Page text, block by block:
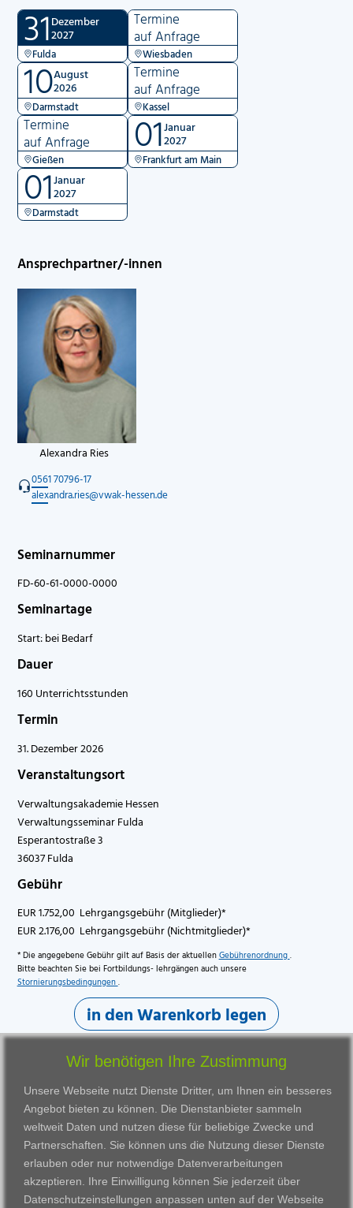
31Dezember
2027
Fulda
Termine
auf Anfrage
Wiesbaden
10August
2026
Darmstadt
Termine
auf Anfrage
Kassel
Termine
auf Anfrage
Gießen 01Januar
2027
Frankfurt am Main
01Januar
2027
Darmstadt
Ansprechpartner/-innen
Alexandra Ries
0561 70796-17
alexandra.ries@vwak-hessen.de
Seminarnummer
FD-60-61-0000-0000
Seminartage
Start: bei Bedarf
Dauer
160 Unterrichtsstunden
Termin
31. Dezember 2026
Veranstaltungsort
Verwaltungsakademie Hessen
Verwaltungsseminar Fulda
Esperantostraße 3
36037 Fulda
Gebühr
EUR 1.752,00 Lehrgangsgebühr (Mitglieder)*
EUR 2.176,00 Lehrgangsgebühr (Nichtmitglieder)*
* Die angegebene Gebühr gilt auf Basis der aktuellenGebührenordnung.
Bitte beachten Sie bei Fortbildungs- lehrgängen auch unsere
Stornierungsbedingungen.
in den Warenkorb legen
VWAK
Karriere
Standorte
Darmstadt
Bildungsangebot
Ausbildung
Wir benötigen Ihre Zustimmung
Unsere Webseite nutzt Dienste Dritter, um Ihnen ein besseres
Angebot bieten zu können. Die Dienstanbieter sammeln
weltweit Daten und nutzen diese für beliebige Zwecke und
Partnerschaften. Sie können uns die Nutzung dieser Dienste
erlauben oder nur notwendige Datenverarbeitungen
akzeptieren. Ihre Einwilligung können Sie jederzeit über
Datenschutzeinstellungen anpassen unten auf der Webseite